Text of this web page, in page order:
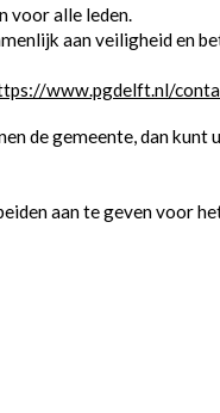
voor alle leden.
aan veiligheid en
www.pgdelft.nl/
de gemeente, dan
aan te geven voor